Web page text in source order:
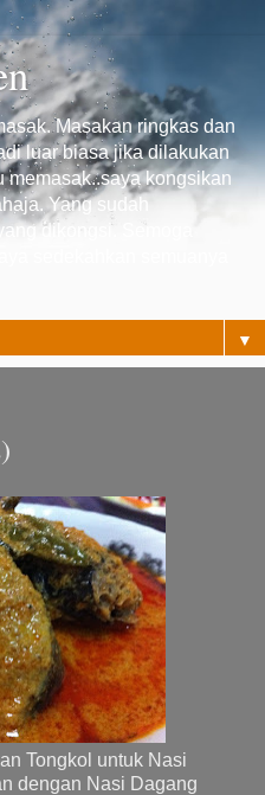
Masakan ringkas dan
luar biasa jika dilakukan
memasak..saya kongsikan
Yang sudah
dikongsi. Semoga
▼
Tongkol untuk Nasi
dengan Nasi Dagang